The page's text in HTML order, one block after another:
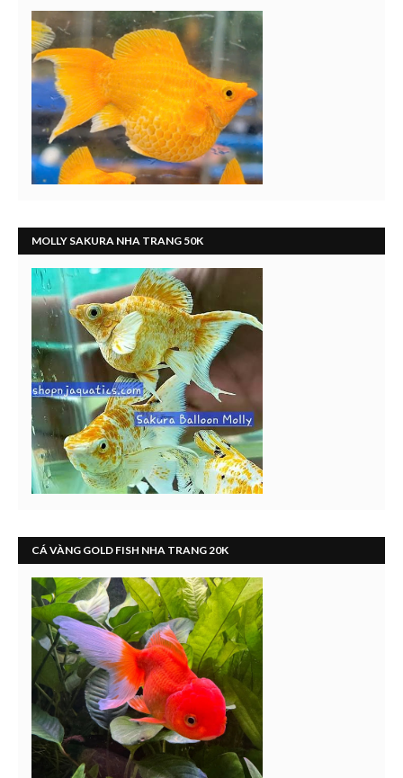
MOLLY SAKURA NHA TRANG 50K
CÁ VÀNG GOLD FISH NHA TRANG 20K